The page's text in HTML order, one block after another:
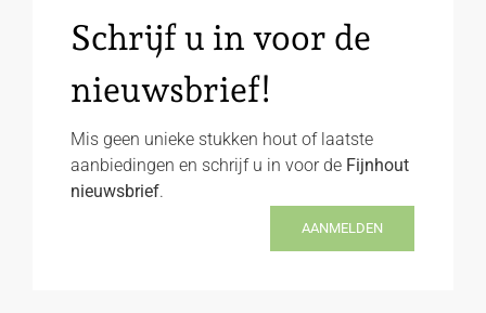
Schrijf u in voor de
nieuwsbrief!
Mis geen unieke stukken hout of laatste
aanbiedingen en schrijf u in voor de Fijnhout
nieuwsbrief.
AANMELDEN